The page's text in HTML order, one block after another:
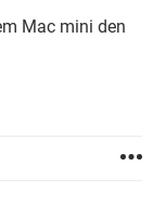
Mac mini den